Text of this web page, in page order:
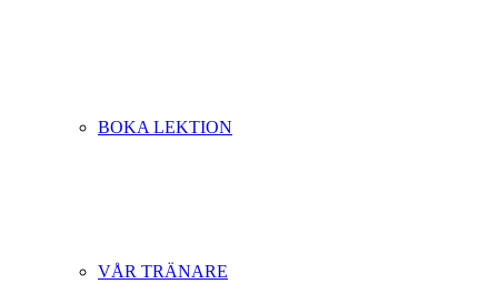
BOKA LEKTION
VÅR TRÄNARE